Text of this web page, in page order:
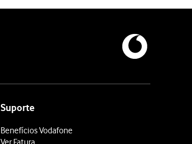
Suporte
Benefícios Vodafone
Ver Fatura